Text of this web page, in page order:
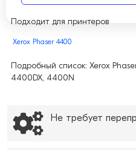
Подходит для принтеров
Xerox Phaser 4400
Подробный список: Xerox
4400DX, 4400N
Не требует